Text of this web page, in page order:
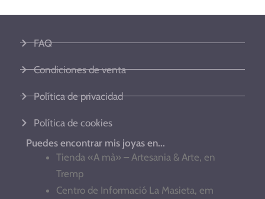
FAQ
Condiciones de venta
Política de privacidad
Política de cookies
Puedes encontrar mis joyas en...
Tienda «A mà» – Artesania & Arte, en
Tremp
Centro de Informació La Masieta, em